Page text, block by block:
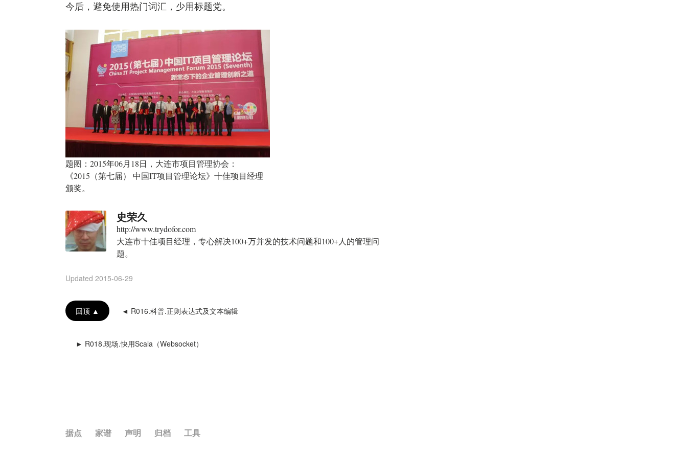
今后，避免使用热门词汇，少用标题党。
题图：2015年06月18日，大连市项目管理协会：
《2015（第七届） 中国IT项目管理论坛》十佳项目经理
颁奖。
史荣久
http://www.trydofor.com
大连市十佳项目经理，专心解决100+万并发的技术问题和100+人的管理问
题。
Updated2015-06-29
回顶 ▲ ◄ R016.科普.正则表达式及文本编辑
► R018.现场.快用Scala（Websocket）
据点 家谱 声明 归档 工具